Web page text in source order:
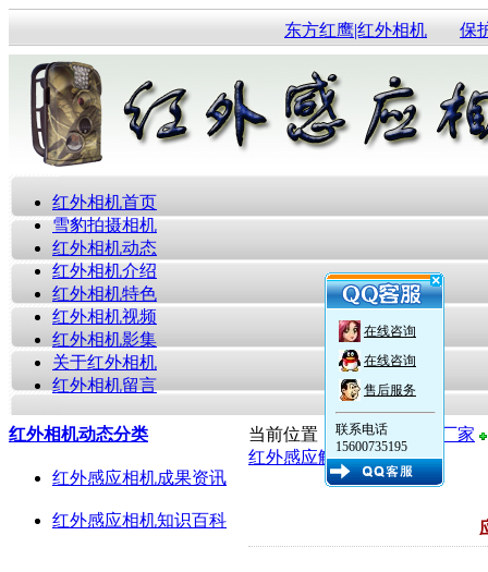
东方红鹰|红外相机 保
红外相机首页
雪豹拍摄相机
红外相机动态
红外相机介绍
红外相机特色
红外相机视频
红外相机影集
关于红外相机
红外相机留言
红外相机动态分类
红外感应相机成果资讯
红外感应相机知识百科
当前位置： 红外感应相机厂家
红外感应触发相机
在线咨询
在线咨询
售后服务
联系电话
15600735195